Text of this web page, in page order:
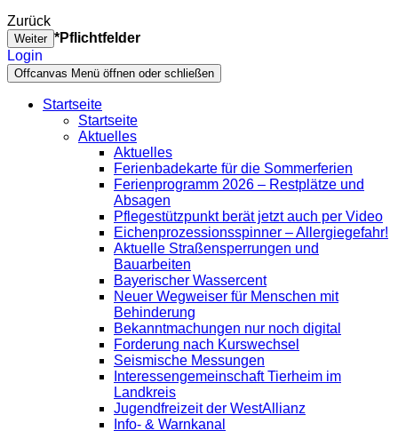
Zurück
Weiter *Pflichtfelder
Login
Offcanvas Menü öffnen oder schließen
Startseite
Startseite
Aktuelles
Aktuelles
Ferienbadekarte für die Sommerferien
Ferienprogramm 2026 – Restplätze und
Absagen
Pflegestützpunkt berät jetzt auch per Video
Eichenprozessionsspinner – Allergiegefahr!
Aktuelle Straßensperrungen und
Bauarbeiten
Bayerischer Wassercent
Neuer Wegweiser für Menschen mit
Behinderung
Bekanntmachungen nur noch digital
Forderung nach Kurswechsel
Seismische Messungen
Interessengemeinschaft Tierheim im
Landkreis
Jugendfreizeit der WestAllianz
Info- & Warnkanal